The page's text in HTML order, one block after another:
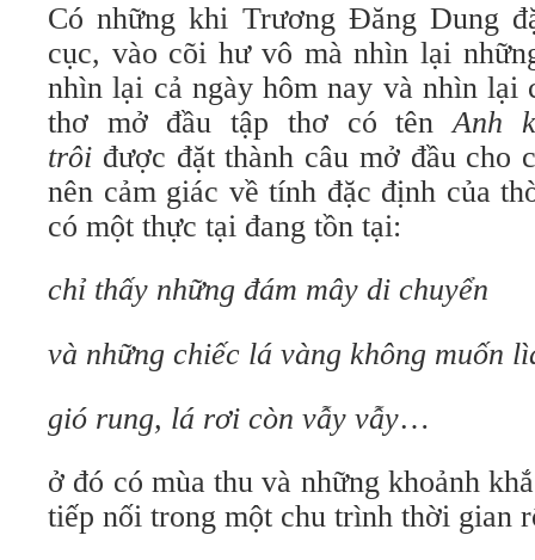
Có những khi Trương Đăng Dung
cục, vào cõi hư vô mà nhìn lại
nhìn lại cả ngày hôm nay và nhìn lại
thơ mở đầu tập thơ có tênAnh
trôi được đặt thành câu mở đầu cho
nên cảm giác về tính đặc định của
có một thực tại đang tồn tại:
chỉ thấy những đám mây di chuyển
và những chiếc lá vàng không muốn
gió rung, lá rơi còn vẫy vẫy…
ở đó có mùa thu và những khoảnh
tiếp nối trong một chu trình thời gian